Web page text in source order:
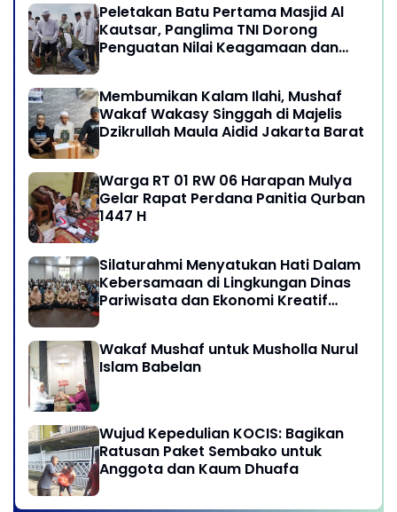
Peletakan Batu Pertama Masjid Al
Kautsar, Panglima TNI Dorong
Penguatan Nilai Keagamaan dan
Membumikan Kalam Ilahi, Mushaf
Wakaf Wakasy Singgah di Majelis
Dzikrullah Maula Aidid Jakarta Barat
Warga RT 01 RW 06 Harapan Mulya
Gelar Rapat Perdana Panitia Qurban
1447 H
Silaturahmi Menyatukan Hati Dalam
Kebersamaan di Lingkungan Dinas
Pariwisata dan Ekonomi Kreatif
Wakaf Mushaf untuk Musholla Nurul
Islam Babelan
Wujud Kepedulian KOCIS: Bagikan
Ratusan Paket Sembako untuk
Anggota dan Kaum Dhuafa